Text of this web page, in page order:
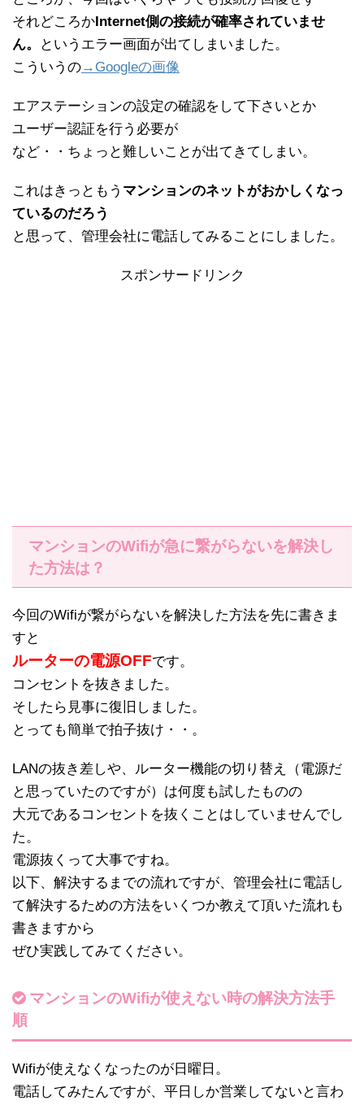
それどころかInternet側の接続が確率されていませ
ん。
というエラー画面が出てしまいました。
こういうの→Googleの画像
エアステーションの設定の確認をして下さいとか
ユーザー認証を行う必要が
など・・ちょっと難しいことが出てきてしまい。
これはきっともう マンションのネットがおかしくなっ
ているのだろう
と思って、管理会社に電話してみることにしました。
スポンサードリンク
マンションのWifiが急に繋がらないを解決し
た方法は？
今回のWifiが繋がらないを解決した方法を先に書きま
すと
ルーターの電源OFFです。
コンセントを抜きました。
そしたら見事に復旧しました。
とっても簡単で拍子抜け・・。
LANの抜き差しや、ルーター機能の切り替え（電源だ
と思っていたのですが）は何度も試したものの
大元であるコンセントを抜くことはしていませんでし
た。
電源抜くって大事ですね。
以下、解決するまでの流れですが、管理会社に電話し
て解決するための方法をいくつか教えて頂いた流れも
書きますから
ぜひ実践してみてください。
マンションのWifiが使えない時の解決方法手
順
Wifiが使えなくなったのが日曜日。
電話してみたんですが、平日しか営業してないと言わ